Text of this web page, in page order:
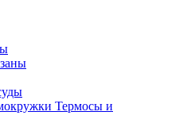
Термосы и